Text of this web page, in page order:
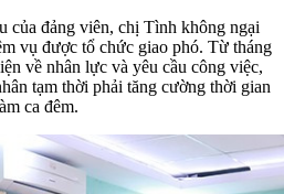
của đảng viên, chị Tình không ngại
vụ được tổ chức giao phó. Từ tháng
về nhân lực và yêu cầu công việc,
tạm thời phải tăng cường thời gian
ca đêm.